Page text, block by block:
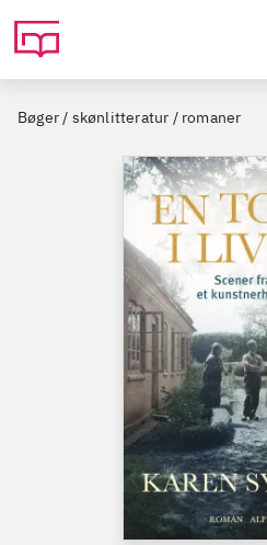
Bøger / skønlitteratur / romaner